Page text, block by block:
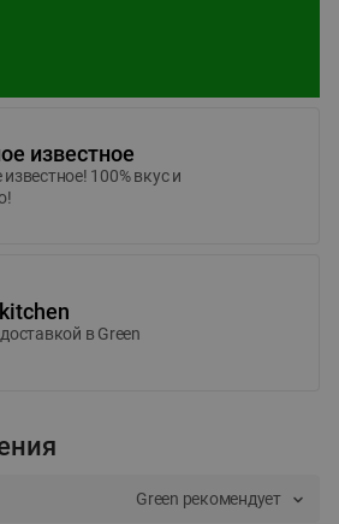
известное
100% вкус и
в Green
Green рекомендует